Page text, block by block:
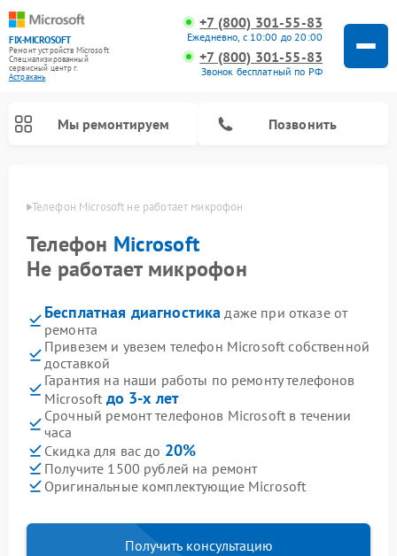
FIX-MICROSOFT
Ремонт устройств Microsoft
Специализированный
cервисный центр г.
Астрахань
+7 (800) 301-55-83
Ежедневно, с 10:00 до 20:00
+7 (800) 301-55-83
Звонок бесплатный по РФ
Мы ремонтируем Позвонить
Телефон Microsoft не работает микрофон
Телефон Microsoft
Не работает микрофон
Бесплатная диагностика даже при отказе от
ремонта
Привезем и увезем телефон Microsoft собственной
доставкой
Гарантия на наши работы по ремонту телефонов
Microsoft до 3-х лет
Срочный ремонт телефонов Microsoft в течении
часа
Скидка для вас до 20%
Получите 1500 рублей на ремонт
Оригинальные комплектующие Microsoft
Получить консультацию